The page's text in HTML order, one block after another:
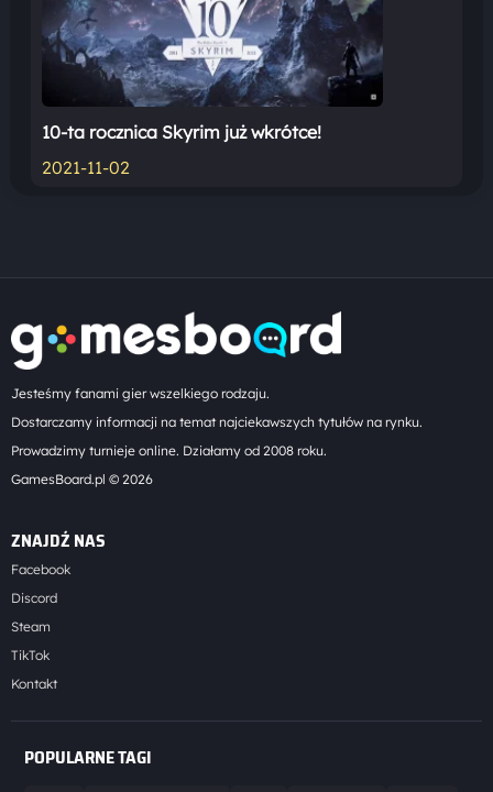
10-ta rocznica Skyrim już wkrótce!
2021-11-02
Jesteśmy fanami gier wszelkiego rodzaju.
Dostarczamy informacji na temat najciekawszych tytułów na rynku.
Prowadzimy turnieje online. Działamy od 2008 roku.
GamesBoard.pl © 2026
ZNAJDŹ NAS
Facebook
Discord
Steam
TikTok
Kontakt
POPULARNE TAGI